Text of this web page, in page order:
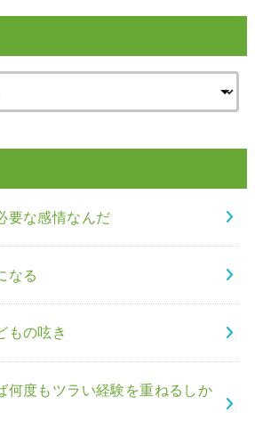
要な感情なんだ
なる
もの呟き
何度もツラい経験を重ねるしか